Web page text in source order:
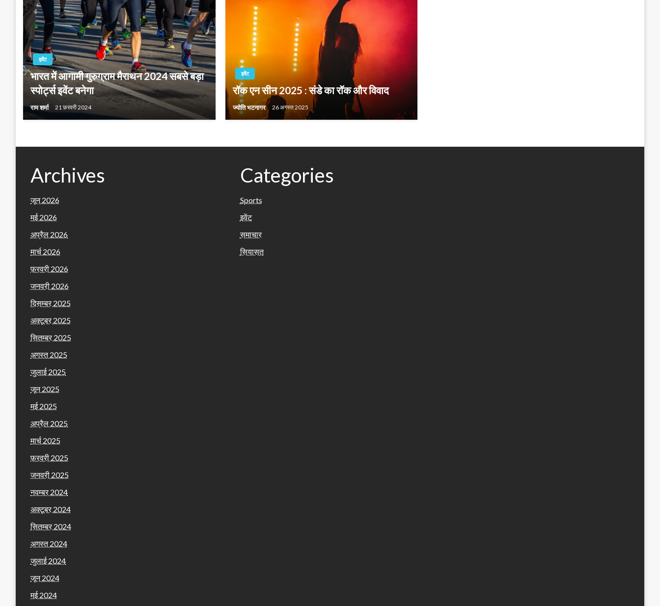
इवेंट
भारत में आगामी गुरुग्राम मैराथन 2024 सबसे बड़ा
स्पोर्ट्स इवेंट बनेगा
राम शर्मा 21 फ़रवरी 2024
इवेंट
रॉक एन सीन 2025 : संडे का रॉक और विवाद
ज्योति भटनागर 26 अगस्त 2025
Archives
जून 2026
मई 2026
अप्रैल 2026
मार्च 2026
फ़रवरी 2026
जनवरी 2026
दिसम्बर 2025
अक्टूबर 2025
सितम्बर 2025
अगस्त 2025
जुलाई 2025
जून 2025
मई 2025
अप्रैल 2025
मार्च 2025
फ़रवरी 2025
जनवरी 2025
नवम्बर 2024
अक्टूबर 2024
सितम्बर 2024
अगस्त 2024
जुलाई 2024
जून 2024
मई 2024
Categories
Sports
इवेंट
समाचार
सियासत